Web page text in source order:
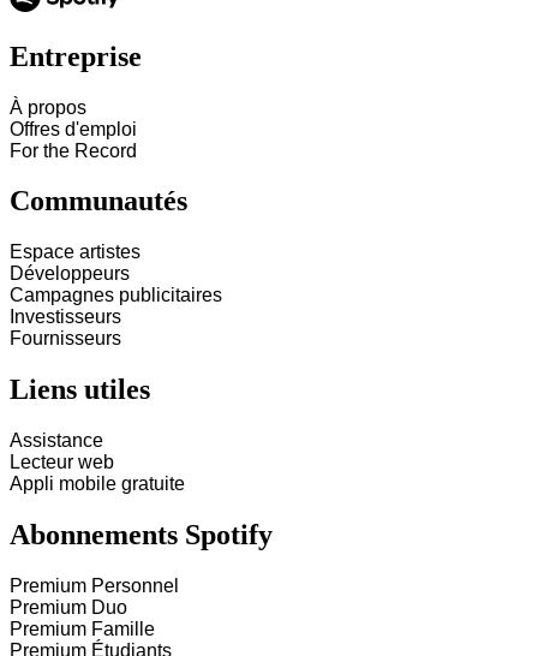
Entreprise
À propos
Offres d'emploi
For the Record
Communautés
Espace artistes
Développeurs
Campagnes publicitaires
Investisseurs
Fournisseurs
Liens utiles
Assistance
Lecteur web
Appli mobile gratuite
Abonnements Spotify
Premium Personnel
Premium Duo
Premium Famille
Premium Étudiants